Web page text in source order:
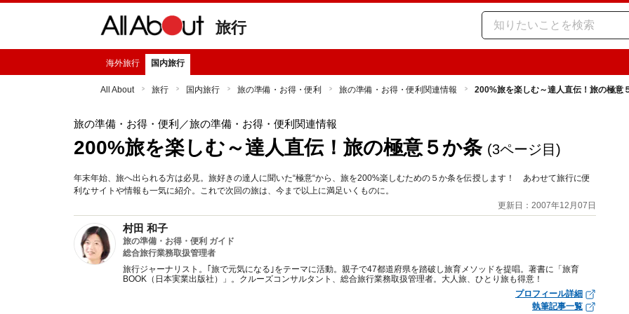
旅行
海外旅行 国内旅行
All About 旅行 国内旅行 旅の準備・お得・便利 旅の準備・お得・便利関連情報 200%旅を楽しむ～達人直伝！旅の極意
旅の準備・お得・便利 ／旅の準備・お得・便利関連情報
200%旅を楽しむ～達人直伝！旅の極意５か条 (3ページ目)
年末年始、旅へ出られる方は必見。旅好きの達人に聞いた“極意“から、旅を200%楽しむための５か条を伝授します！ あわせて旅行に便
利なサイトや情報も一気に紹介。これで次回の旅は、今まで以上に満足いくものに。
更新日：2007年12月07日
村田 和子
旅の準備・お得・便利 ガイド
総合旅行業務取扱管理者
旅行ジャーナリスト。｢旅で元気になる｣をテーマに活動。親子で47都道府県を踏破し旅育メソッドを提唱。著書に「旅育
BOOK（日本実業出版社）」。クルーズコンサルタント、総合旅行業務取扱管理者。大人旅、ひとり旅も得意！
プロフィール詳細
執筆記事一覧